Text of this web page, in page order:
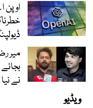
اوپن
میر
نے
ویڈیو